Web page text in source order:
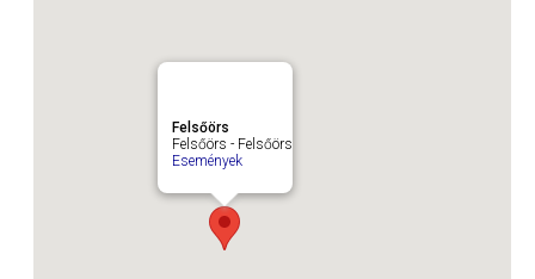
Felsőörs
Felsőörs - Felsőörs
Események